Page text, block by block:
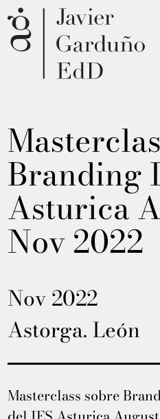
Branding
Asturica
Nov 2022
Nov 2022
Astorga. León
Masterclass sobre